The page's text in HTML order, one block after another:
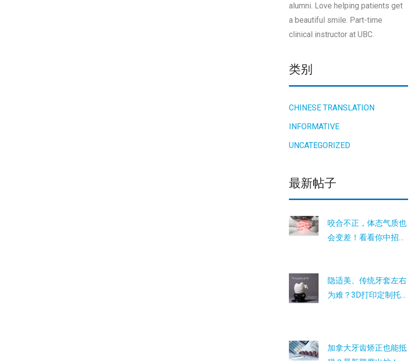
alumni. Love helping patients get
a beautiful smile. Part-time
clinical instructor at UBC.
类别
CHINESE TRANSLATION
INFORMATIVE
UNCATEGORIZED
最新帖子
咬合不正，体态气质也
会变差！看看你中招
隐适美、传统牙套左右
为难？3D打印定制托
加拿大牙齿矫正也能抵